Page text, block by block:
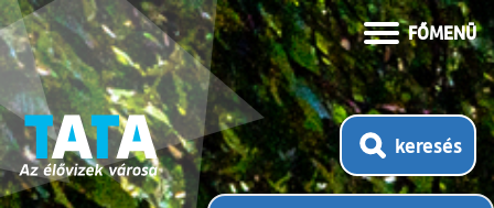
FŐMENÜ
keresés